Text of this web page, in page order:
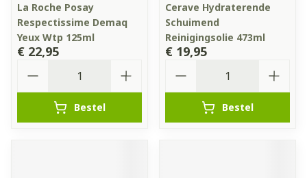
La Roche Posay
Respectissime Demaq
Yeux Wtp 125ml
€ 22,95
Bestel
Cerave Hydraterende
Schuimend
Reinigingsolie 473ml
€ 19,95
Bestel